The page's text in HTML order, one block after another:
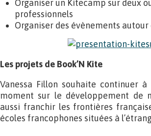
Organiser un Kitecamp sur deux
professionnels
Organiser des évènements
Les projets de Book’N Kite
Vanessa Fillon souhaite continuer
moment sur le développement de
aussi franchir les frontières
écoles francophones situées à